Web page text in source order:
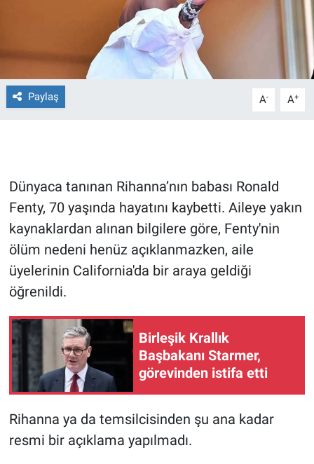
Paylaş A- A+
Dünyaca tanınan Rihanna’nın babası Ronald
Fenty, 70 yaşında hayatını kaybetti. Aileye yakın
kaynaklardan alınan bilgilere göre, Fenty'nin
ölüm nedeni henüz açıklanmazken, aile
üyelerinin California'da bir araya geldiği
öğrenildi.
Birleşik Krallık
Başbakanı Starmer,
görevinden istifa etti
Rihanna ya da temsilcisinden şu ana kadar
resmi bir açıklama yapılmadı.
Forum
Gerçeğin İzinde
Gün Ortası
Gündem Özel
Haber
Kimdir
Koronavirüs